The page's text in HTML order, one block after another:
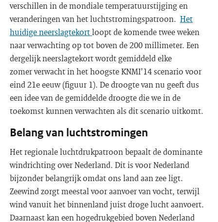
verschillen in de mondiale temperatuurstijging en
veranderingen van het luchtstromingspatroon. Het
huidige neerslagtekortloopt de komende twee weken
naar verwachting op tot boven de 200 millimeter. Een
dergelijk neerslagtekort wordt gemiddeld elke
zomer verwacht in het hoogste KNMI’14 scenario voor
eind 21e eeuw (figuur 1). De droogte van nu geeft dus
een idee van de gemiddelde droogte die we in de
toekomst kunnen verwachten als dit scenario uitkomt.
Belang van luchtstromingen
Het regionale luchtdrukpatroon bepaalt de dominante
windrichting over Nederland. Dit is voor Nederland
bijzonder belangrijk omdat ons land aan zee ligt.
Zeewind zorgt meestal voor aanvoer van vocht, terwijl
wind vanuit het binnenland juist droge lucht aanvoert.
Daarnaast kan een hogedrukgebied boven Nederland